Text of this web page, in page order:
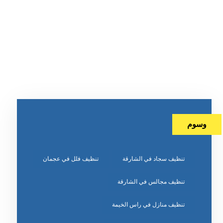
وسوم
تنظيف سجاد في الشارقة تنظيف فلل في عجمان
تنظيف مجالس في الشارقة
تنظيف منازل في راس الخيمة